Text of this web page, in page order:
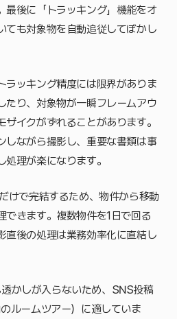
最後に「トラッキング」機能をオ
ても対象物を自動追従してぼかし
ラッキング精度には限界がありま
たり、対象物が一瞬フレームアウ
ザイクがずれることがあります。
しながら撮影し、重要な書類は事
理が楽になります。
けで完結するため、物件から移動
できます。複数物件を1日で回る
直後の処理は業務効率化に直結し
かしが入らないため、SNS投稿
ルームツアー）に適していま